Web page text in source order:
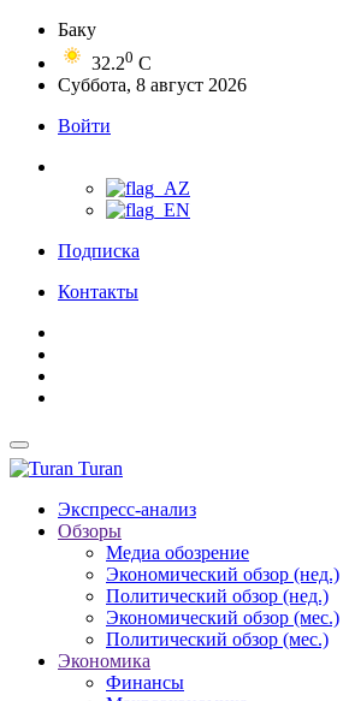
Баку
32.20 C
Суббота, 8 август 2026
Войти
Подписка
Контакты
Turan
Экспресс-анализ
Обзоры
Медиа обозрение
Экономический обзор (нед.)
Политический обзор (нед.)
Экономический обзор (мес.)
Политический обзор (мес.)
Экономика
Финансы